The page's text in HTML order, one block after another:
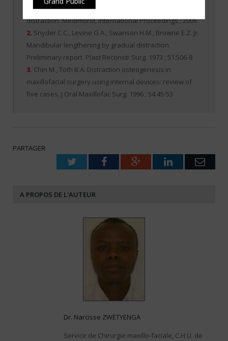
Arnaud, M.P. Vazquez : Maxillofacial and Craniofacial
distraction. Medimond, International Proceedings ; 2006
2. Snyder C.C., Levine G.A., Swanson H.M., Browne E.Z. Jr.
Mandibular lengthening by gradual distraction.
Preliminary report. Plast Reconstr Surg. 1973 ; 51:506-8
3. Chin M., Toth B.A. Distraction osteogenesis in
maxillofacial surgery using internal devices: review of
five cases. J Oral Maxillofac Surg. 1996 ; 54:45-53
PARTAGER
TwitterFacebookGoogle+LinkedIn
A PROPOS DE L'AUTEUR
Dr. Narcisse ZWETYENGA
Service de Chirurgie maxillo-faciale, C.H.U. de